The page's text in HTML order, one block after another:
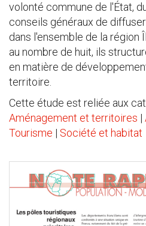
volonté commune de l'État,
conseils généraux de
dans l'ensemble de la région
au nombre de huit, ils
en matière de
territoire.
Cette étude est reliée aux
Aménagement et territoires |
Tourisme | Société et habitat